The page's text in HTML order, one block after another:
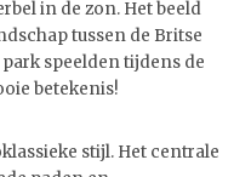
in de zon. Het beeld
tussen de Britse
speelden tijdens de
betekenis!
stijl. Het centrale